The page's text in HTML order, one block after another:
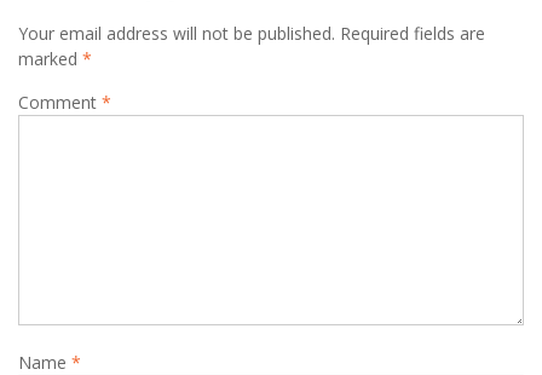
Your email address will not be published. Required fields are
marked *
Comment *
Name *